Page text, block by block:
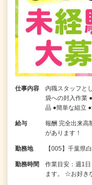
仕事内容
内職スタッフと
袋への封入作業
品 ●簡単な組立
給与
報酬 完全出来高
があります！
勤務地 【005】千葉県
勤務時間
作業目安：週1
ます。 ☆お好き